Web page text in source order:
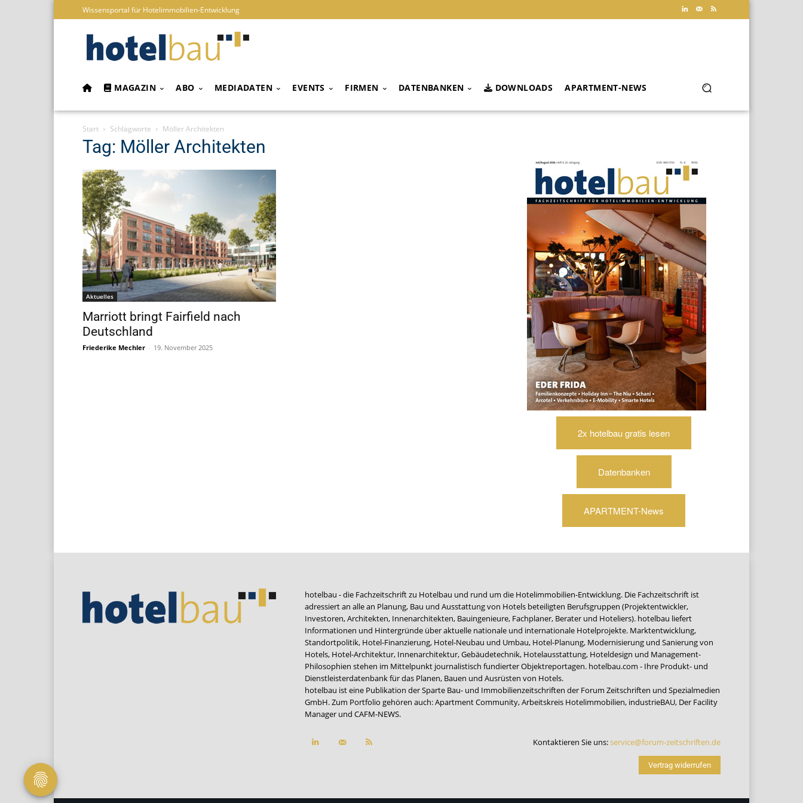
Wissensportal für Hotelimmobilien-Entwicklung
MAGAZIN ABO MEDIADATEN EVENTS FIRMEN DATENBANKEN DOWNLOADS APARTMENT-NEWS
Start Schlagworte Möller Architekten
Tag: Möller Architekten
Aktuelles
Marriott bringt Fairfield nach
Deutschland
Friederike Mechler - 19. November 2025
2x hotelbau gratis lesen
Datenbanken
APARTMENT-News
hotelbau - die Fachzeitschrift zu Hotelbau und rund um die Hotelimmobilien-Entwicklung. Die Fachzeitschrift ist
adressiert an alle an Planung, Bau und Ausstattung von Hotels beteiligten Berufsgruppen (Projektentwickler,
Investoren, Architekten, Innenarchitekten, Bauingenieure, Fachplaner, Berater und Hoteliers). hotelbau liefert
Informationen und Hintergründe über aktuelle nationale und internationale Hotelprojekte. Marktentwicklung,
Standortpolitik, Hotel-Finanzierung, Hotel-Neubau und Umbau, Hotel-Planung, Modernisierung und Sanierung von
Hotels, Hotel-Architektur, Innenarchitektur, Gebäudetechnik, Hotelausstattung, Hoteldesign und Management-
Philosophien stehen im Mittelpunkt journalistisch fundierter Objektreportagen. hotelbau.com - Ihre Produkt- und
Dienstleisterdatenbank für das Planen, Bauen und Ausrüsten von Hotels.
hotelbau ist eine Publikation der Sparte Bau- und Immobilienzeitschriften der Forum Zeitschriften und Spezialmedien
GmbH. Zum Portfolio gehören auch:Apartment Community,Arbeitskreis Hotelimmobilien, industrieBAU, Der Facility
Manager und CAFM-NEWS.
Kontaktieren Sie uns:service@forum-zeitschriften.de
Vertrag widerrufen